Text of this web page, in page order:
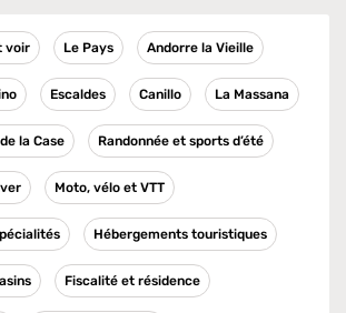
voir Le Pays Andorre la Vieille
Escaldes Canillo La Massana
la Case Randonnée et sports d’été
Moto, vélo et VTT
Hébergements touristiques
Fiscalité et résidence